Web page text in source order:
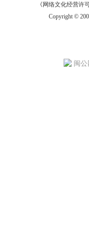
《网络文化经营许
Copyright ©
闽公